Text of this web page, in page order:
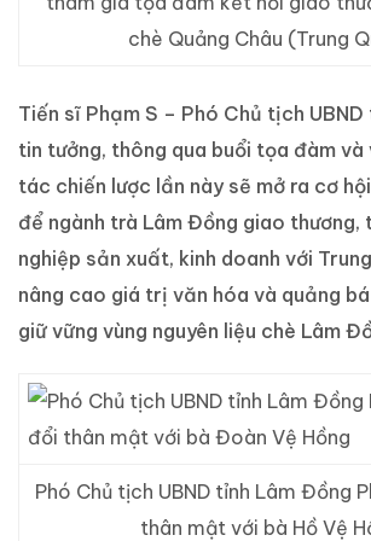
chè Quảng Châu (Trung
Tiến sĩ Phạm S – Phó Chủ tịch
tin tưởng, thông qua buổi tọa đàm
tác chiến lược lần này sẽ mở ra cơ
để ngành trà Lâm Đồng giao thương,
nghiệp sản xuất, kinh doanh với
nâng cao giá trị văn hóa và quảng
giữ vững vùng nguyên liệu chè Lâm
Phó Chủ tịch UBND tỉnh Lâm Đồng
thân mật với bà Hồ Vệ